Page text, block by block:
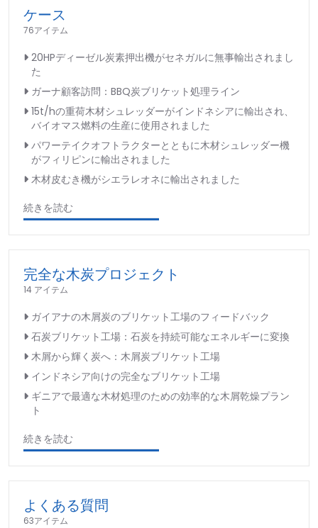
ケース
76アイテム
20HPディーゼル炭素押出機がセネガルに無事輸出されまし
た
ガーナ顧客訪問：BBQ炭ブリケット処理ライン
15t/hの重荷木材シュレッダーがインドネシアに輸出され、
バイオマス燃料の生産に使用されました
パワーテイクオフトラクターとともに木材シュレッダー機
がフィリピンに輸出されました
木材皮むき機がシエラレオネに輸出されました
続きを読む
完全な木炭プロジェクト
14 アイテム
ガイアナの木屑炭のブリケット工場のフィードバック
石炭ブリケット工場：石炭を持続可能なエネルギーに変換
木屑から輝く炭へ：木屑炭ブリケット工場
インドネシア向けの完全なブリケット工場
ギニアで最適な木材処理のための効率的な木屑乾燥プラン
ト
続きを読む
よくある質問
63アイテム